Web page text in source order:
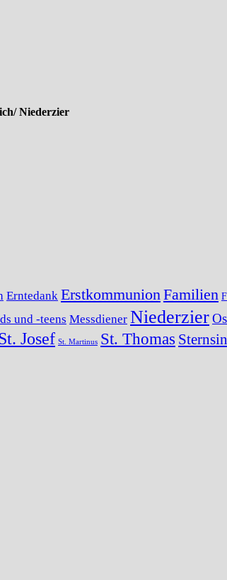
Niederzier
Erntedank Erstkommunion Familien
und -teens Messdiener Niederzier
Josef St. Martinus St. Thomas